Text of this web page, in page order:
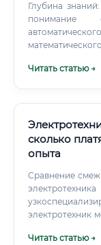
Глубина
понимание
Читать статью →
сколько
опыта
Сравнение смежных
электротехник
Читать статью →